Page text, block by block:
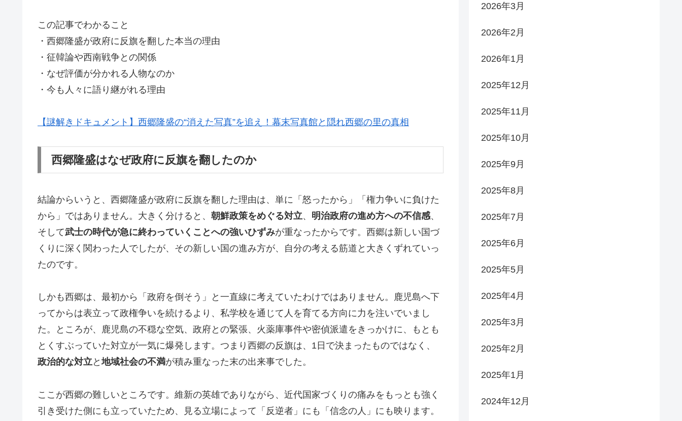
この記事でわかること
・西郷隆盛が政府に反旗を翻した本当の理由
・征韓論や西南戦争との関係
・なぜ評価が分かれる人物なのか
・今も人々に語り継がれる理由
【謎解きドキュメント】西郷隆盛の“消えた写真”を追え！幕末写真館と隠れ西郷の里の真相
西郷隆盛はなぜ政府に反旗を翻したのか
結論からいうと、西郷隆盛が政府に反旗を翻した理由は、単に「怒ったから」「権力争いに負けた
から」ではありません。大きく分けると、 朝鮮政策をめぐる対立、 明治政府の進め方への不信感、
そして武士の時代が急に終わっていくことへの強いひずみが重なったからです。西郷は新しい国づ
くりに深く関わった人でしたが、その新しい国の進み方が、自分の考える筋道と大きくずれていっ
たのです。
しかも西郷は、最初から「政府を倒そう」と一直線に考えていたわけではありません。鹿児島へ下
ってからは表立って政権争いを続けるより、私学校を通じて人を育てる方向に力を注いでいまし
た。ところが、鹿児島の不穏な空気、政府との緊張、火薬庫事件や密偵派遣をきっかけに、もとも
とくすぶっていた対立が一気に爆発します。つまり西郷の反旗は、1日で決まったものではなく、
政治的な対立と地域社会の不満が積み重なった末の出来事でした。
ここが西郷の難しいところです。維新の英雄でありながら、近代国家づくりの痛みをもっとも強く
引き受けた側にも立っていたため、見る立場によって「反逆者」にも「信念の人」にも映ります。
2026年3月
2026年2月
2026年1月
2025年12月
2025年11月
2025年10月
2025年9月
2025年8月
2025年7月
2025年6月
2025年5月
2025年4月
2025年3月
2025年2月
2025年1月
2024年12月